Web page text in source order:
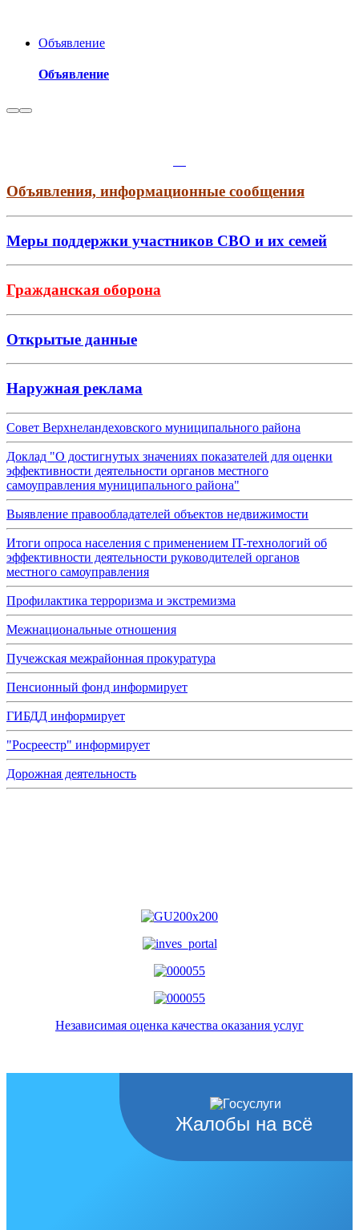
Объявление
Объявление
Объявления, информационные сообщения
Меры поддержки участников СВО и их семей
Гражданская оборона
Открытые данные
Наружная реклама
Совет Верхнеландеховского муниципального района
Доклад "О достигнутых значениях показателей для оценки
эффективности деятельности органов местного
самоуправления муниципального района"
Выявление правообладателей объектов недвижимости
Итоги опроса населения с применением IT-технологий об
эффективности деятельности руководителей органов
местного самоуправления
Профилактика терроризма и экстремизма
Межнациональные отношения
Пучежская межрайонная прокуратура
Пенсионный фонд информирует
ГИБДД информирует
"Росреестр" информирует
Дорожная деятельность
Независимая оценка качества оказания услуг
Жалобы на всё